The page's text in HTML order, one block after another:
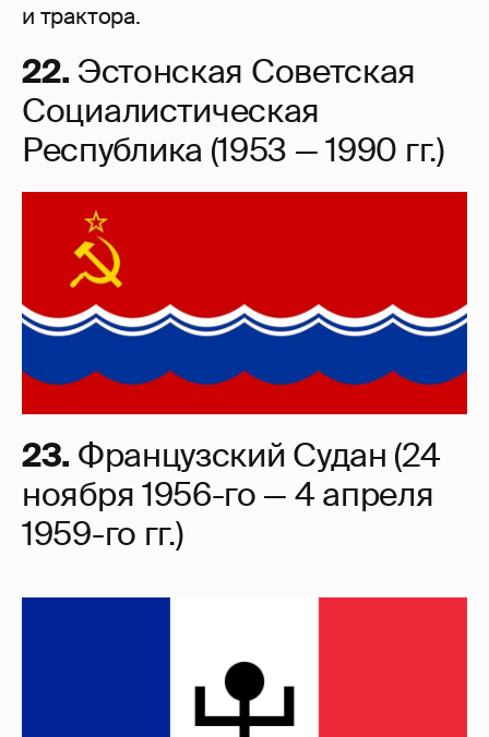
и трактора.
22. Эстонская Советская
Социалистическая
Республика (1953 — 1990 гг.)
23. Французский Судан (24
ноября 1956-го — 4 апреля
1959-го гг.)